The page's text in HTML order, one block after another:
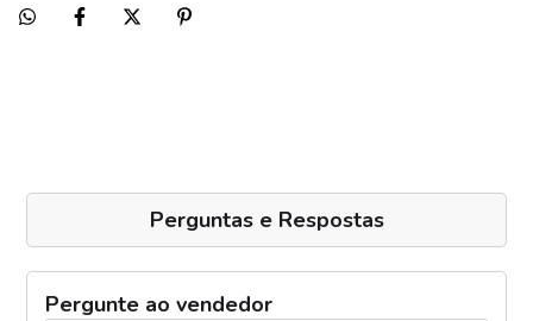
Perguntas e Respostas
Pergunte ao vendedor